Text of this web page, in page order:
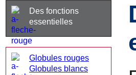
Des fonctions
essentielles
Globules rouges
Globules blancs